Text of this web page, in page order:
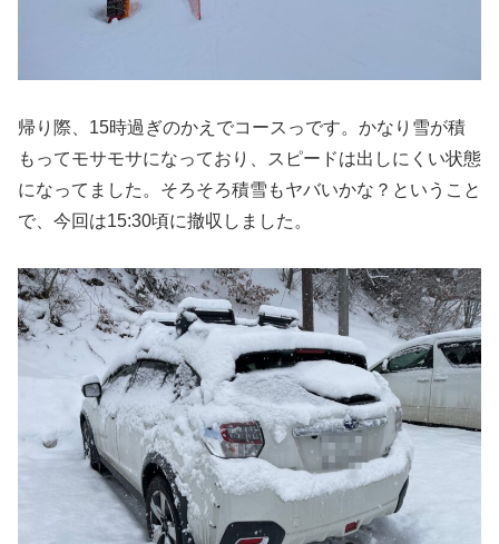
帰り際、15時過ぎのかえでコースっです。かなり雪が積
もってモサモサになっており、スピードは出しにくい状態
になってました。そろそろ積雪もヤバいかな？ということ
で、今回は15:30頃に撤収しました。